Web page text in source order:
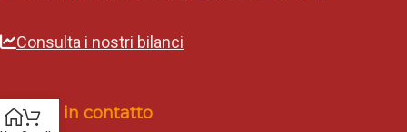
Consulta i nostri bilanci
Rimani in contatto